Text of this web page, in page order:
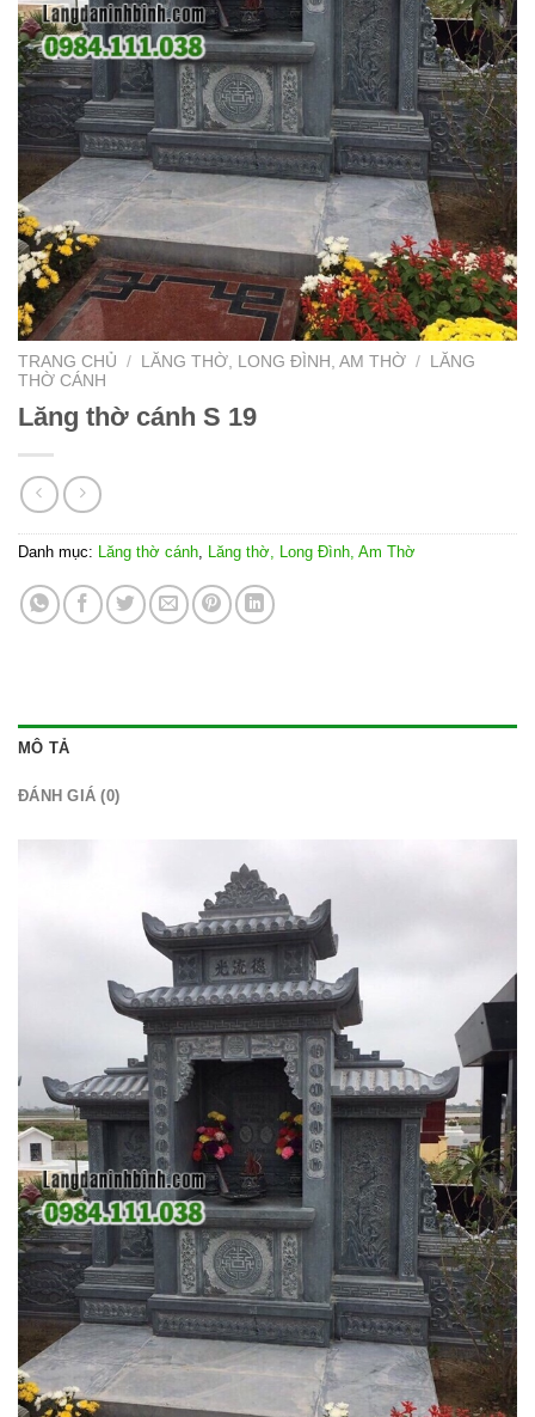
TRANG CHỦ / LĂNG THỜ, LONG ĐÌNH, AM THỜ /
LĂNG
THỜ CÁNH
Lăng thờ cánh S 19
Danh mục: Lăng thờ cánh Lăng thờ, Long Đình, Am Thờ
MÔ TẢ
ĐÁNH GIÁ (0)